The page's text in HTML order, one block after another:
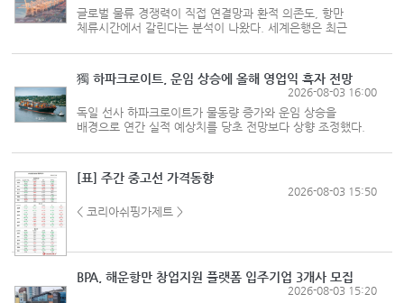
글로벌 물류 경쟁력이 직접 연결망과 환적 의존도, 항만
체류시간에서 갈린다는 분석이 나왔다. 세계은행은 최근
데이터를 토대로 각국 물류 성과를 분석한 결과, 환적과 항만·
국경 대기가 공급망 지연...
獨 하파크로이트, 운임 상승에 올해 영업익 흑자 전망
2026-08-03 16:00
독일 선사 하파크로이트가 물동량 증가와 운임 상승을
배경으로 연간 실적 예상치를 당초 전망보다 상향 조정했다.
(약 1000억~1조6000억원), EBITDA(상각 전 영업이익)는
약 27억~37억달러(약 3조9000억~5조300...
[표] 주간 중고선 가격동향
2026-08-03 15:50
< 코리아쉬핑가제트 >
BPA, 해운항만 창업지원 플랫폼 입주기업 3개사 모집
2026-08-03 15:20